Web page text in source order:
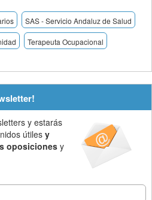
SAS - Servicio Andaluz de Salud
Terapeuta Ocupacional
y estarás
útiles y
oposiciones y